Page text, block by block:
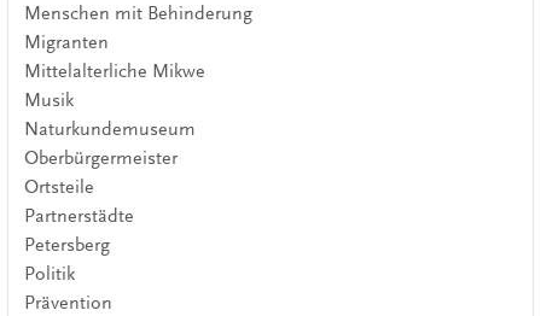
Menschen mit Behinderung
Migranten
Mittelalterliche Mikwe
Musik
Naturkundemuseum
Oberbürgermeister
Ortsteile
Partnerstädte
Petersberg
Politik
Prävention